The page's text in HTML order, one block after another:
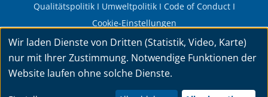
QualitätspolitikI UmweltpolitikI Code of ConductI
Cookie-Einstellungen
© 2026 HENSEL Fahrzeugbau GmbH & Co. KG. Alle Rechte
vorbehalten.
INNOMEGA AB
Wir laden Dienste von Dritten (Statistik, Video, Karte)
nur mit Ihrer Zustimmung. Notwendige Funktionen der
Website laufen ohne solche Dienste.